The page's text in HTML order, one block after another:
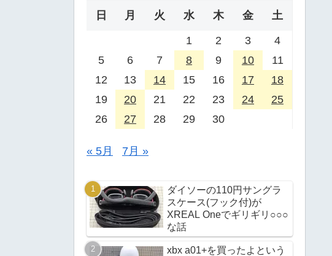
日 月 火 水 木 金 土
1 2 3
4
5
6 7 8 9 10
11
12
13 14 15 16 17
18
19
20 21 22 23 24
25
26
27 28 29 30
« 5月 7月 »
ダイソーの110円サングラ
スケース(フック付)が
XREAL Oneでギリギリ○○○
な話
xbx a01+を買ったよという